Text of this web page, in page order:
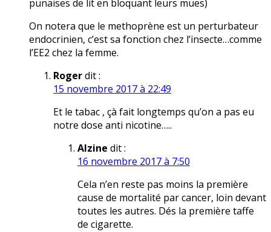
punaises de lit en bloquant leurs mues)
On notera que le methoprène est un perturbateur
endocrinien, c’est sa fonction chez l’insecte…comme
l’EE2 chez la femme.
Rogerdit :
15 novembre 2017 à 22:49
Et le tabac , çà fait longtemps qu’on a pas eu
notre dose anti nicotine…..
Alzine dit :
16 novembre 2017 à 7:50
Cela n’en reste pas moins la première
cause de mortalité par cancer, loin devant
toutes les autres. Dés la première taffe
de cigarette.